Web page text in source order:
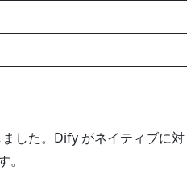
した。Dify がネイティブに対